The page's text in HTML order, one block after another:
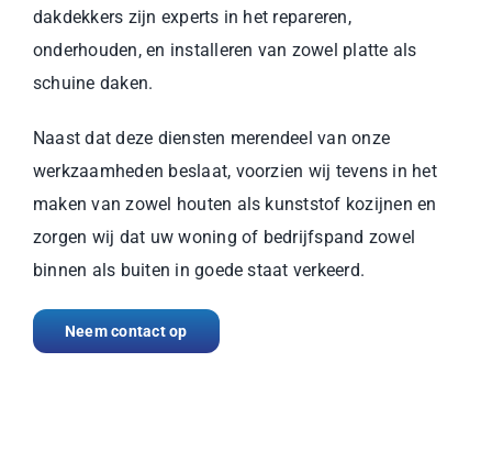
dakdekkers zijn experts in het repareren,
onderhouden, en installeren van zowel platte als
schuine daken.
Naast dat deze diensten merendeel van onze
werkzaamheden beslaat, voorzien wij tevens in het
maken van zowel houten als kunststof kozijnen en
zorgen wij dat uw woning of bedrijfspand zowel
binnen als buiten in goede staat verkeerd.
Neem contact op